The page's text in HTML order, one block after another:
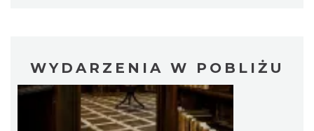
WYDARZENIA W POBLIŻU